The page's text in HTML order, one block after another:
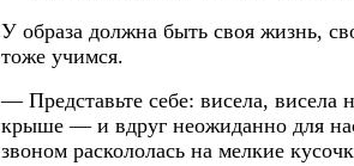
У образа должна быть своя жизнь,
тоже учимся.
— Представьте себе: висела, висела
крыше — и вдруг неожиданно для
звоном раскололась на мелкие